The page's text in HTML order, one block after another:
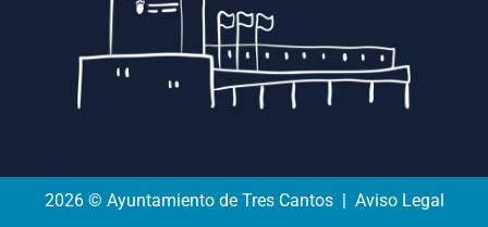
2026 © Ayuntamiento de Tres Cantos | Aviso Legal